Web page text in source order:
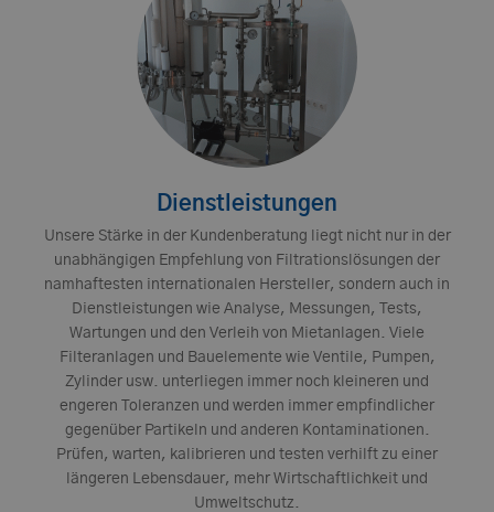
Dienstleistungen
Unsere Stärke in der Kundenberatung liegt nicht nur in der
unabhängigen Empfehlung von Filtrationslösungen der
namhaftesten internationalen Hersteller, sondern auch in
Dienstleistungen wie Analyse, Messungen, Tests,
Wartungen und den Verleih von Mietanlagen. Viele
Filteranlagen und Bauelemente wie Ventile, Pumpen,
Zylinder usw. unterliegen immer noch kleineren und
engeren Toleranzen und werden immer empfindlicher
gegenüber Partikeln und anderen Kontaminationen.
Prüfen, warten, kalibrieren und testen verhilft zu einer
längeren Lebensdauer, mehr Wirtschaftlichkeit und
Umweltschutz.